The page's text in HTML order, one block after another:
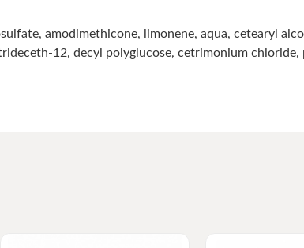
amodimethicone, limonene, aqua, cetearyl
12, decyl polyglucose, cetrimonium